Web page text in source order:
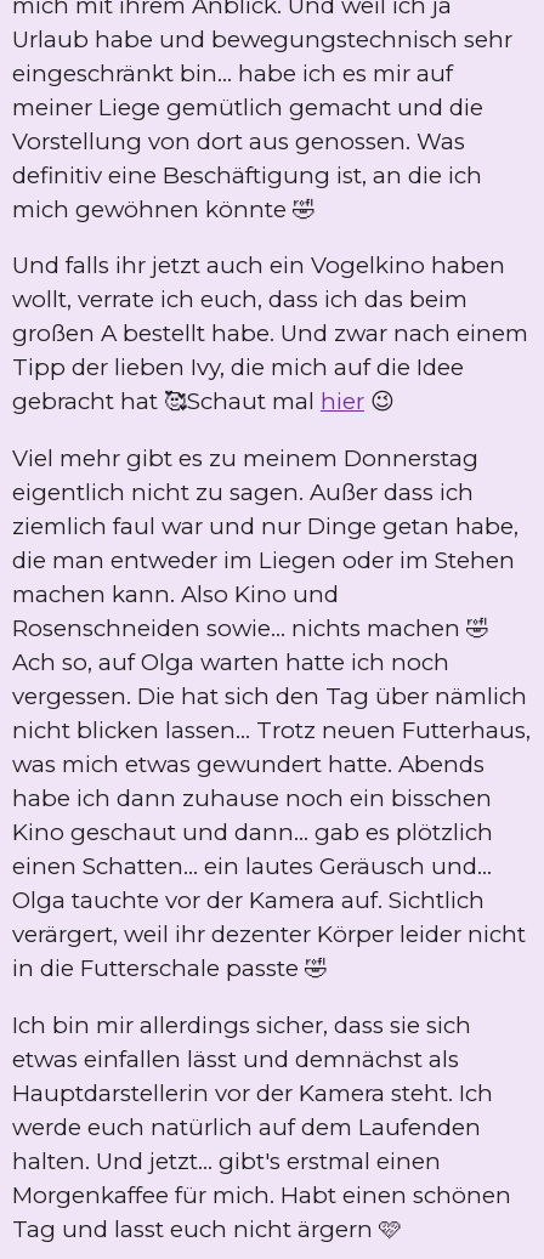
Urlaub habe und bewegungstechnisch sehr
eingeschränkt bin... habe ich es mir auf
meiner Liege gemütlich gemacht und die
Vorstellung von dort aus genossen. Was
definitiv eine Beschäftigung ist, an die ich
mich gewöhnen könnte 🤣
Und falls ihr jetzt auch ein Vogelkino haben
wollt, verrate ich euch, dass ich das beim
großen A bestellt habe. Und zwar nach einem
Tipp der lieben Ivy, die mich auf die Idee
gebracht hat 🥰Schaut mal hier 😉
Viel mehr gibt es zu meinem Donnerstag
eigentlich nicht zu sagen. Außer dass ich
ziemlich faul war und nur Dinge getan habe,
die man entweder im Liegen oder im Stehen
machen kann. Also Kino und
Rosenschneiden sowie... nichts machen 🤣
Ach so, auf Olga warten hatte ich noch
vergessen. Die hat sich den Tag über nämlich
nicht blicken lassen... Trotz neuen Futterhaus,
was mich etwas gewundert hatte. Abends
habe ich dann zuhause noch ein bisschen
Kino geschaut und dann... gab es plötzlich
einen Schatten... ein lautes Geräusch und...
Olga tauchte vor der Kamera auf. Sichtlich
verärgert, weil ihr dezenter Körper leider nicht
in die Futterschale passte 🤣
Ich bin mir allerdings sicher, dass sie sich
etwas einfallen lässt und demnächst als
Hauptdarstellerin vor der Kamera steht. Ich
werde euch natürlich auf dem Laufenden
halten. Und jetzt... gibt's erstmal einen
Morgenkaffee für mich. Habt einen schönen
Tag und lasst euch nicht ärgern 🩷